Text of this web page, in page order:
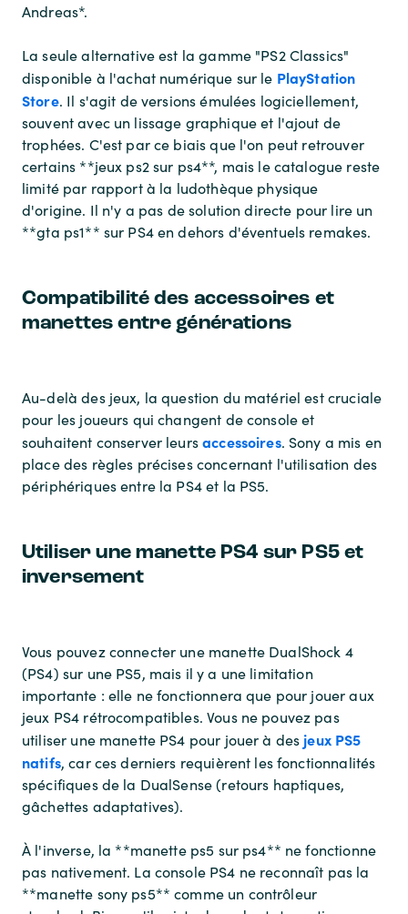
Andreas*.
La seule alternative est la gamme "PS2 Classics"
disponible à l'achat numérique sur le PlayStation
Store. Il s'agit de versions émulées logiciellement,
souvent avec un lissage graphique et l'ajout de
trophées. C'est par ce biais que l'on peut retrouver
certains **jeux ps2 sur ps4**, mais le catalogue reste
limité par rapport à la ludothèque physique
d'origine. Il n'y a pas de solution directe pour lire un
**gta ps1** sur PS4 en dehors d'éventuels remakes.
Compatibilité des accessoires et
manettes entre générations
Au-delà des jeux, la question du matériel est cruciale
pour les joueurs qui changent de console et
souhaitent conserver leursaccessoires. Sony a mis en
place des règles précises concernant l'utilisation des
périphériques entre la PS4 et la PS5.
Utiliser une manette PS4 sur PS5 et
inversement
Vous pouvez connecter une manette DualShock 4
(PS4) sur une PS5, mais il y a une limitation
importante : elle ne fonctionnera que pour jouer aux
jeux PS4 rétrocompatibles. Vous ne pouvez pas
utiliser une manette PS4 pour jouer à des jeux PS5
natifs, car ces derniers requièrent les fonctionnalités
spécifiques de la DualSense (retours haptiques,
gâchettes adaptatives).
À l'inverse, la **manette ps5 sur ps4** ne fonctionne
pas nativement. La console PS4 ne reconnaît pas la
**manette sony ps5** comme un contrôleur